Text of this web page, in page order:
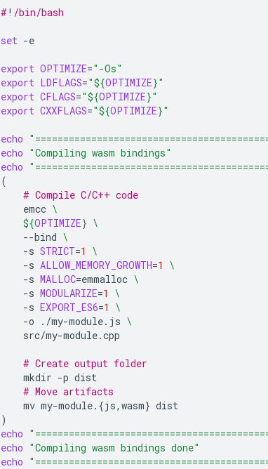
#!/bin/bash
set -e
export OPTIMIZE="-Os"
export LDFLAGS="${OPTIMIZE}"
export CFLAGS="${OPTIMIZE}"
export CXXFLAGS="${OPTIMIZE}"
echo
echo "Compiling wasm bindings"
echo
(
# Compile C/C++ code
emcc \
${OPTIMIZE} \
--bind \
-s STRICT=1
\
-s ALLOW_MEMORY_GROWTH=1
\
-s MALLOC=emmalloc \
-s MODULARIZE=1
\
-s EXPORT_ES6=1
\
-o
./my-module.js \
src/my-module.cpp
# Create output folder
mkdir -p
# Move artifacts
mv my-module. {js,wasm}
)
echo
echo "Compiling wasm bindings done"
echo